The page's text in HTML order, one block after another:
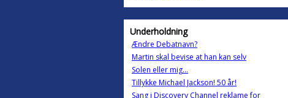
Underholdning
Ændre Debatnavn?
Martin skal bevise at han kan selv
Solen eller mig...
Tillykke Michael Jackson! 50 år!
Sang i Discovery Channel reklame for